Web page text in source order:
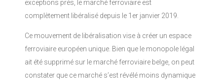
exceptions près, le marché ferroviaire est
complètement libéralisé depuis le 1er janvier 2019.
Ce mouvement de libéralisation vise à créer un espace
ferroviaire européen unique. Bien que le monopole légal
ait été supprimé sur le marché ferroviaire belge, on peut
constater que ce marché s’est révélé moins dynamique